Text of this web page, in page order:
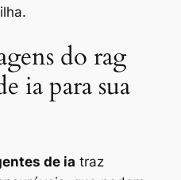
do rag
ia para sua
de ia traz